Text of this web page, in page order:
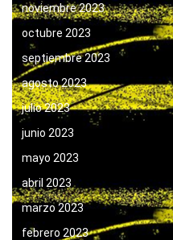
noviembre 2023
octubre 2023
septiembre 2023
agosto 2023
julio 2023
junio 2023
mayo 2023
abril 2023
marzo 2023
febrero 2023